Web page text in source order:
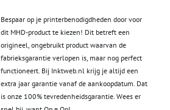
Bespaar op je printerbenodigdheden door voor
dit MHD-product te kiezen! Dit betreft een
origineel, ongebruikt product waarvan de
fabrieksgarantie verlopen is, maar nog perfect
functioneert. Bij Inktweb.nl krijg je altijd een
extra jaar garantie vanaf de aankoopdatum. Dat
is onze 100% tevredenheidsgarantie. Wees er